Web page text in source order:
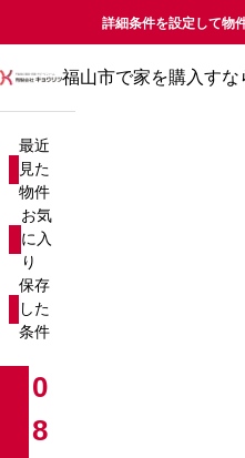
詳細条件を設定して物
福山市で家を購入すな
最近
見た
物件
お気
に入
り
保存
した
条件
0
8